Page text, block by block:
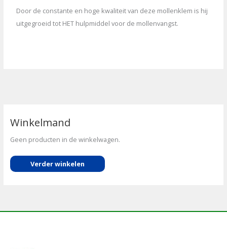
Door de constante en hoge kwaliteit van deze mollenklem is hij
uitgegroeid tot HET hulpmiddel voor de mollenvangst.
Winkelmand
Geen producten in de winkelwagen.
Verder winkelen